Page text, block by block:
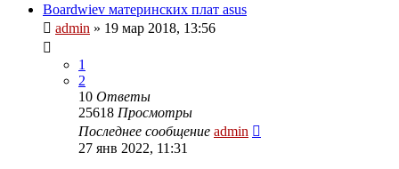
Boardwiev материнских плат asus
admin » 19 мар 2018, 13:56
1
2
10 Ответы
25618 Просмотры
Последнее сообщение admin
27 янв 2022, 11:31